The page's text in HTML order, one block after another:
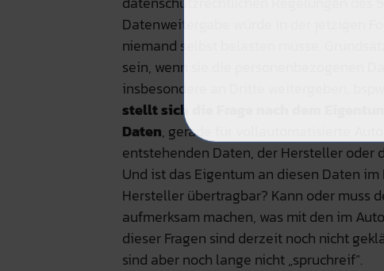
Datenweitergabe würde in der jetzigen
niemand selbst belasten müsse.
sein, wenn sie die personenbezogenen
insbesondere an Dritte weitergeben,
stellt sich die Frage nach dem
Daten, gerade für vollautomatisierte
entstehenden Daten, der Hersteller oder
Und ist das Eigentum an diesen Daten
Hersteller übertragbar? Kann oder muss
aufmerksam machen, was mit den im
dieser Fragen sind derzeit noch nicht
sind aber noch lange nicht „spruchreif“.